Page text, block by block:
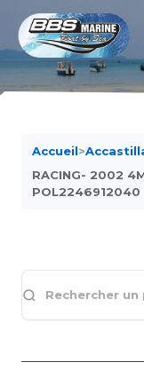
Accueil>
RACING- 2002
POL2246912040